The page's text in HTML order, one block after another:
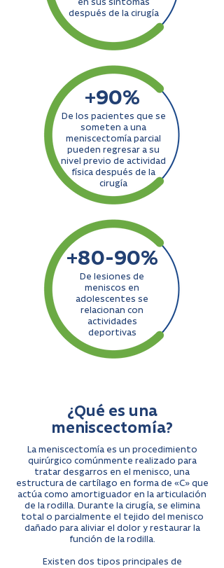
en sus síntomas
después de la cirugía
De los pacientes que se
someten a una
meniscectomía parcial
pueden regresar a su
nivel previo de actividad
física después de la
cirugía
+90%
+80-90%
De lesiones de
meniscos en
adolescentes se
relacionan con
actividades
deportivas
¿Qué es una
meniscectomía?
La meniscectomía es un procedimiento
quirúrgico comúnmente realizado para
tratar desgarros en el menisco, una
estructura de cartílago en forma de «C» que
actúa como amortiguador en la articulación
de la rodilla. Durante la cirugía, se elimina
total o parcialmente el tejido del menisco
dañado para aliviar el dolor y restaurar la
función de la rodilla.
Existen dos tipos principales de